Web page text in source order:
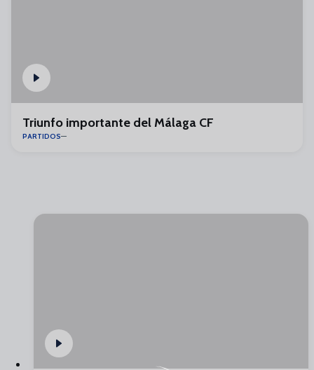
Triunfo importante del Málaga CF
PARTIDOS